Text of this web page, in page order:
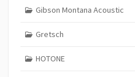
Gibson Montana Acoustic
Gretsch
HOTONE